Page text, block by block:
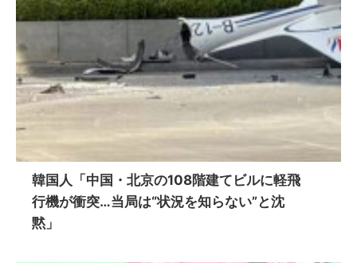
韓国人「中国・北京の108階建てビルに軽飛
行機が衝突…当局は“状況を知らない”と沈
黙」